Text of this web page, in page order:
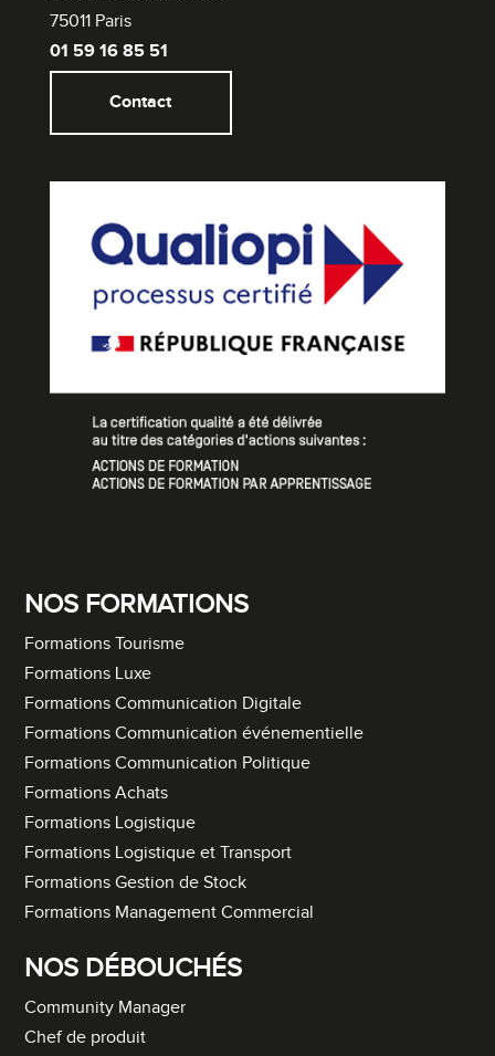
75011 Paris
01 59 16 85 51
Contact
NOS FORMATIONS
Formations Tourisme
Formations Luxe
Formations Communication Digitale
Formations Communication événementielle
Formations Communication Politique
Formations Achats
Formations Logistique
Formations Logistique et Transport
Formations Gestion de Stock
Formations Management Commercial
NOS DÉBOUCHÉS
Community Manager
Chef de produit